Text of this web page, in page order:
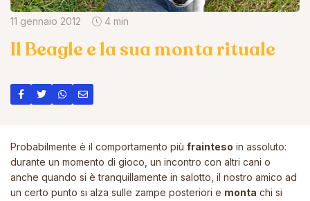
11 gennaio 2012 4 min
Il Beagle e la sua monta rituale
Probabilmente è il comportamento più frainteso in assoluto:
durante un momento di gioco, un incontro con altri cani o
anche quando si è tranquillamente in salotto, il nostro amico ad
un certo punto si alza sulle zampe posteriori e monta chi si